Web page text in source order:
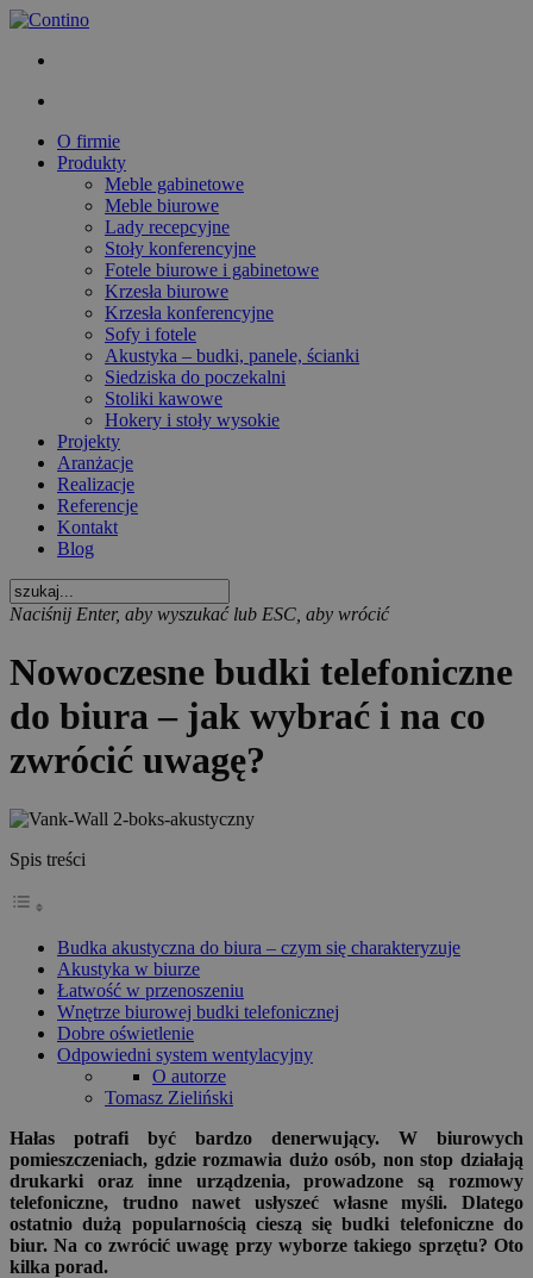
O firmie
Produkty
Meble gabinetowe
Meble biurowe
Lady recepcyjne
Stoły konferencyjne
Fotele biurowe i gabinetowe
Krzesła biurowe
Krzesła konferencyjne
Sofy i fotele
Akustyka – budki, panele, ścianki
Siedziska do poczekalni
Stoliki kawowe
Hokery i stoły wysokie
Projekty
Aranżacje
Realizacje
Referencje
Kontakt
Blog
Naciśnij Enter, aby wyszukać lub ESC, aby wrócić
Nowoczesne budki telefoniczne
do biura – jak wybrać i na co
zwrócić uwagę?
Spis treści
Budka akustyczna do biura – czym się charakteryzuje
Akustyka w biurze
Łatwość w przenoszeniu
Wnętrze biurowej budki telefonicznej
Dobre oświetlenie
Odpowiedni system wentylacyjny
O autorze
Tomasz Zieliński
Hałas potrafi być bardzo denerwujący. W biurowych
pomieszczeniach, gdzie rozmawia dużo osób, non stop działają
drukarki oraz inne urządzenia, prowadzone są rozmowy
telefoniczne, trudno nawet usłyszeć własne myśli. Dlatego
ostatnio dużą popularnością cieszą się budki telefoniczne do
biur. Na co zwrócić uwagę przy wyborze takiego sprzętu? Oto
kilka porad.